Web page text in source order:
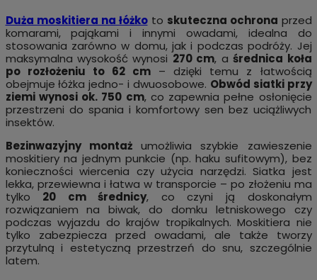
Duża moskitiera na łóżkoto skuteczna ochrona przed
komarami, pająkami i innymi owadami, idealna do
stosowania zarówno w domu, jak i podczas podróży. Jej
maksymalna wysokość wynosi 270 cm, aśrednica koła
po rozłożeniu to 62 cm– dzięki temu z łatwością
obejmuje łóżka jedno- i dwuosobowe. Obwód siatki przy
ziemi wynosi ok. 750 cm, co zapewnia pełne osłonięcie
przestrzeni do spania i komfortowy sen bez uciążliwych
insektów.
Bezinwazyjny montażumożliwia szybkie zawieszenie
moskitiery na jednym punkcie (np. haku sufitowym), bez
konieczności wiercenia czy użycia narzędzi. Siatka jest
lekka, przewiewna i łatwa w transporcie – po złożeniu ma
tylko 20 cm średnicy, co czyni ją doskonałym
rozwiązaniem na biwak, do domku letniskowego czy
podczas wyjazdu do krajów tropikalnych. Moskitiera nie
tylko zabezpiecza przed owadami, ale także tworzy
przytulną i estetyczną przestrzeń do snu, szczególnie
latem.